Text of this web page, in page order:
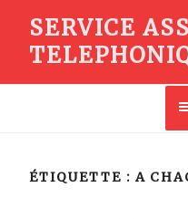
contenu
SERVICE
ÉTIQUETTE : A